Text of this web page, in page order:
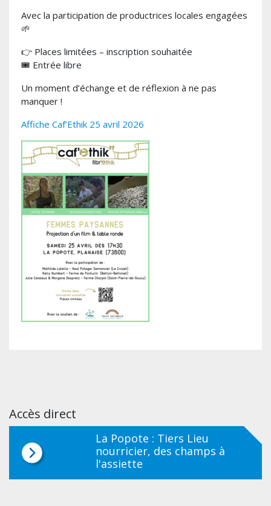
Avec la participation de productrices locales engagées
🌱
👉 Places limitées – inscription souhaitée
🎟️ Entrée libre
Un moment d’échange et de réflexion à ne pas
manquer !
Affiche Caf’Ethik 25 avril 2026
Accès direct
La Popote : Tiers Lieu
nourricier, des champs à
l'assiette